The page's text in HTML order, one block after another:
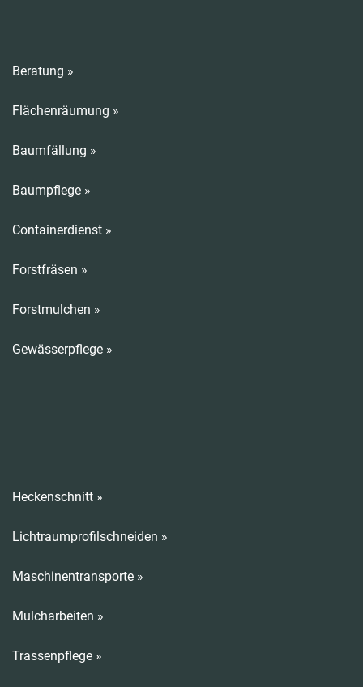
Beratung »
Flächenräumung »
Baumfällung »
Baumpflege »
Containerdienst »
Forstfräsen »
Forstmulchen »
Gewässerpflege »
Heckenschnitt »
Lichtraumprofilschneiden »
Maschinentransporte »
Mulcharbeiten »
Trassenpflege »